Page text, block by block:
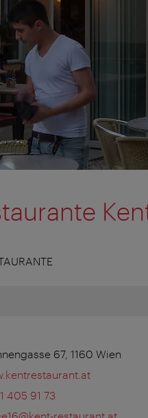
67, 1160 Wien
405 91 73